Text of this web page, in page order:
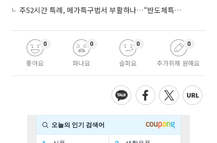
주52시간 특례, 메가특구법서 부활하나…“반도체특별법 담겨야”
좋아요
0
화나요
0
슬퍼요
0
추가취재 원해요
0